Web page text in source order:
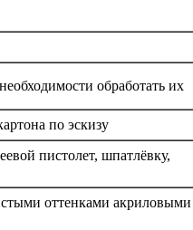
обработать их
по эскизу
пистолет, шпатлёвку,
оттенками акриловыми